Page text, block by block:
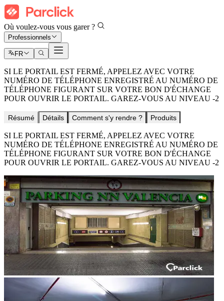
Où voulez-vous vous garer ?
Professionnels
FR
SI LE PORTAIL EST FERMÉ, APPELEZ AVEC VOTRE
NUMÉRO DE TÉLÉPHONE ENREGISTRÉ AU NUMÉRO DE
TÉLÉPHONE FIGURANT SUR VOTRE BON D'ÉCHANGE
POUR OUVRIR LE PORTAIL. GAREZ-VOUS AU NIVEAU -2
Résumé Détails Comment s'y rendre ? Produits
SI LE PORTAIL EST FERMÉ, APPELEZ AVEC VOTRE
NUMÉRO DE TÉLÉPHONE ENREGISTRÉ AU NUMÉRO DE
TÉLÉPHONE FIGURANT SUR VOTRE BON D'ÉCHANGE
POUR OUVRIR LE PORTAIL. GAREZ-VOUS AU NIVEAU -2